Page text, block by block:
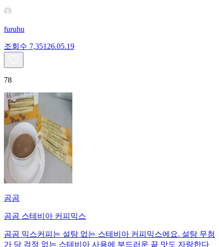
furuhu
조회수 7,351 26.05.19
78
곰곰
곰곰 스테비아 커피믹스
곰곰 믹스커피는 설탕 없는 스테비아 커피믹스에요. 설탕 무첨
가 당 걱정 없는 스테비아 사용에 부드러운 끝 맛도 자랑한다